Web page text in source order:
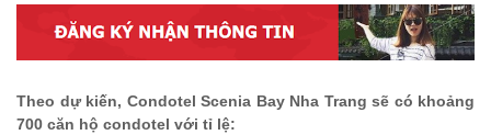
Theo dự kiến, Condotel Scenia Bay Nha Trang sẽ có khoảng
700 căn hộ condotel với tỉ lệ: